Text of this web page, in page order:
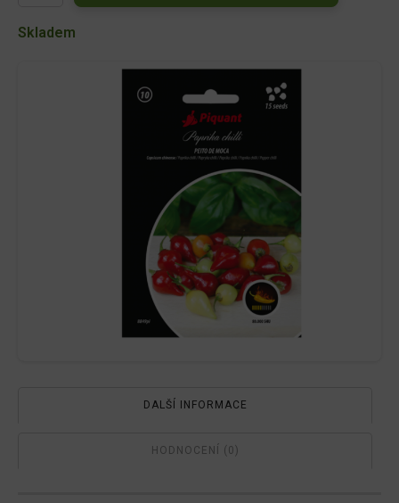
DE
Skladem
DALŠÍ INFORMACE
HODNOCENÍ (0)